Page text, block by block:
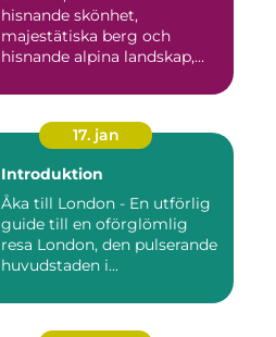
hisnande skönhet,
majestätiska berg och
hisnande alpina landskap,
17. jan
Introduktion
Åka till London - En utförlig
guide till en oförglömlig
resa London, den pulserande
huvudstaden i...